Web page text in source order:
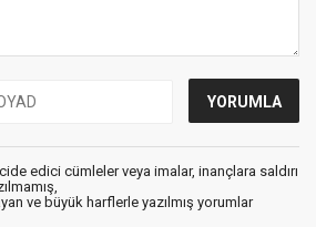
edici cümleler veya imalar, inançlara saldırı
ve büyük harflerle yazılmış yorumlar